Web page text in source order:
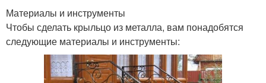
Материалы и инструменты
Чтобы сделать крыльцо из металла, вам понадобятся
следующие материалы и инструменты: